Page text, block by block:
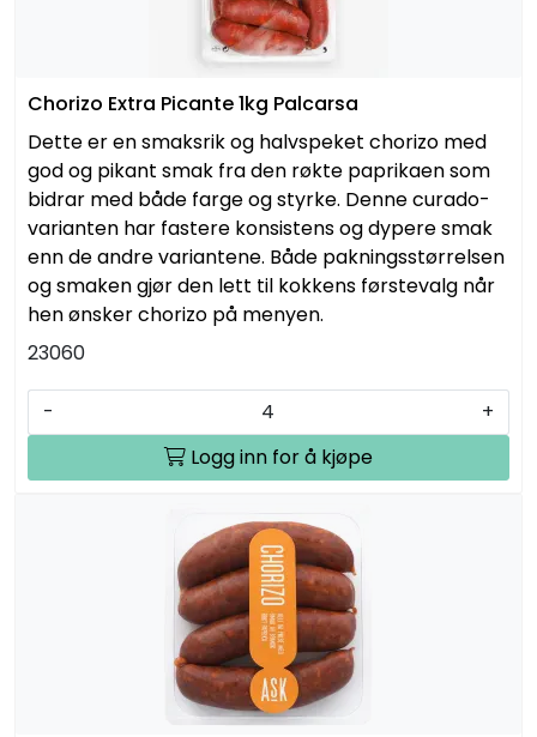
Chorizo Extra Picante 1kg Palcarsa
Dette er en smaksrik og halvspeket chorizo med
god og pikant smak fra den røkte paprikaen som
bidrar med både farge og styrke. Denne curado-
varianten har fastere konsistens og dypere smak
enn de andre variantene. Både pakningsstørrelsen
og smaken gjør den lett til kokkens førstevalg når
hen ønsker chorizo på menyen.
23060
-
+
Logg inn for å kjøpe